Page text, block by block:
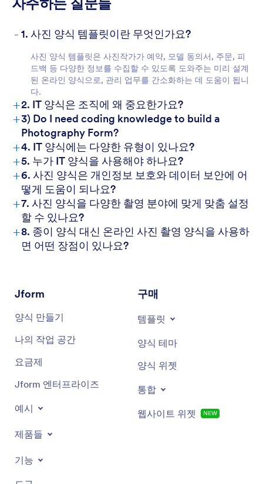
- 1. 사진 양식 템플릿이란 무엇인가요?
사진 양식 템플릿은 사진작가가 예약, 모델 동의서, 주문, 피
드백 등 다양한 정보를 수집할 수 있도록 도와주는 미리 설계
된 온라인 양식으로, 관리 업무를 간소화하는 데 도움이 됩니
다.
+2. IT 양식은 조직에 왜 중요한가요?
+3) Do I need coding knowledge to build a
Photography Form?
+4. IT 양식에는 다양한 유형이 있나요?
+5. 누가 IT 양식을 사용해야 하나요?
+6. 사진 양식은 개인정보 보호와 데이터 보안에 어
떻게 도움이 되나요?
+7. 사진 양식을 다양한 촬영 분야에 맞게 맞춤 설정
할 수 있나요?
+8. 종이 양식 대신 온라인 사진 촬영 양식을 사용하
면 어떤 장점이 있나요?
Jform
양식 만들기
나의 작업 공간
요금제
Jform 엔터프라이즈
예시
제품들
기능
구매
템플릿
양식 테마
양식 위젯
통합
웹사이트 위젯 NEW